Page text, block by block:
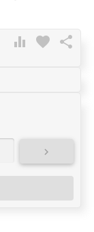
 favorite 
